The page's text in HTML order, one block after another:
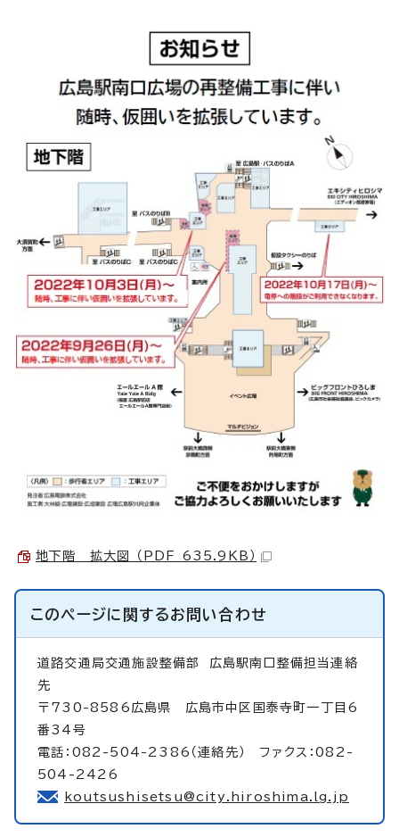
地下階 拡大図 （PDF 635.9KB）
このページに関するお問い合わせ
道路交通局交通施設整備部 広島駅南口整備担当連絡
先
〒730-8586広島県 広島市中区国泰寺町一丁目6
番34号
電話：082-504-2386（連絡先） ファクス：082-
504-2426
koutsushisetsu@city.hiroshima.lg.jp